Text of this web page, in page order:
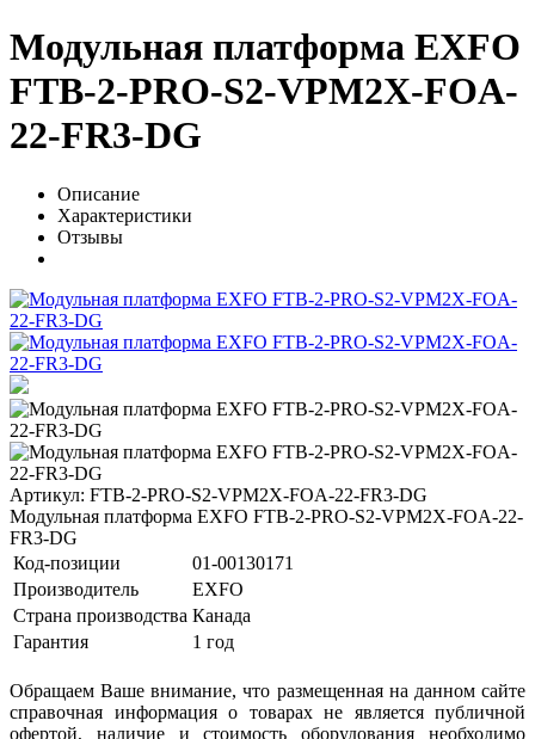
Модульная платформа EXFO
FTB-2-PRO-S2-VPM2X-FOA-
22-FR3-DG
Описание
Характеристики
Отзывы
Артикул: FTB-2-PRO-S2-VPM2X-FOA-22-FR3-DG
Модульная платформа EXFO FTB-2-PRO-S2-VPM2X-FOA-22-
FR3-DG
Код-позиции
01-00130171
Производитель
EXFO
Страна производства Канада
Гарантия
1 год
Обращаем Ваше внимание, что размещенная на данном сайте
справочная информация о товарах не является публичной
офертой, наличие и стоимость оборудования необходимо